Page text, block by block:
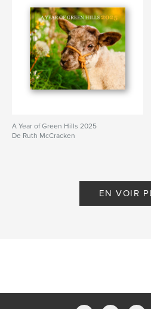
A Year of Green Hills 2025
De Ruth McCracken
EN VOIR